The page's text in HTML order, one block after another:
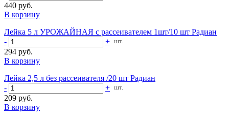
440 руб.
В корзину
Лейка 5 л УРОЖАЙНАЯ с рассеивателем 1шт/10 шт Радиан
-
+ шт.
294 руб.
В корзину
Лейка 2,5 л без рассеивателя /20 шт Радиан
-
+ шт.
209 руб.
В корзину